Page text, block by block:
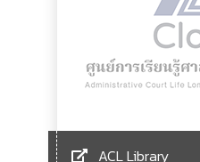
ACL Library